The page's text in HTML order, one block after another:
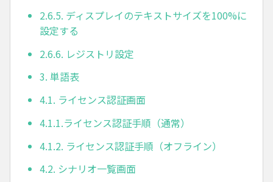
2.6.5. ディスプレイのテキストサイズを100%に
設定する
2.6.6. レジストリ設定
3. 単語表
4.1. ライセンス認証画面
4.1.1.ライセンス認証手順（通常）
4.1.2. ライセンス認証手順（オフライン）
4.2. シナリオ一覧画面